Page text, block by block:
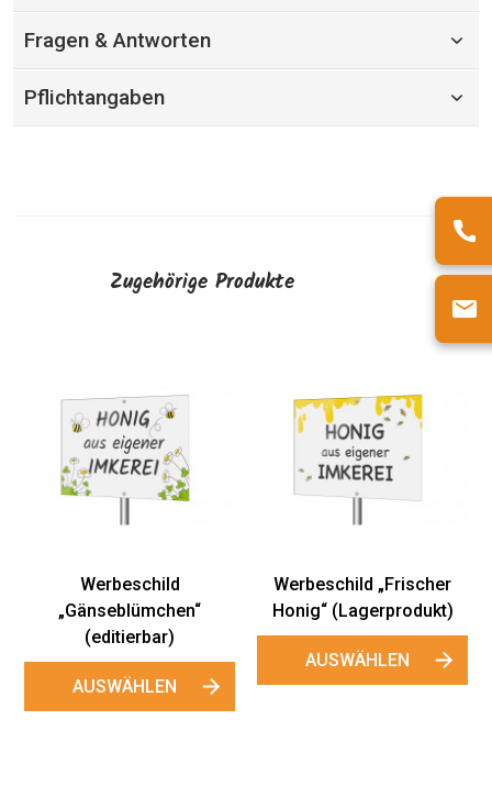
Fragen & Antworten
Pflichtangaben
Zugehörige Produkte
„Frischer
(Lagerprodukt)
AUSWÄHLEN
Werbeschild
„Bienenhaus“
(Lagerprodukt)